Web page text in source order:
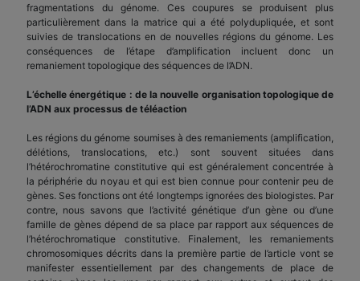
fragmentations du génome. Ces coupures se produisent plus
particulièrement dans la matrice qui a été polydupliquée, et sont
suivies de translocations en de nouvelles régions du génome. Les
conséquences de l’étape d’amplification incluent donc un
remaniement topologique des séquences de l’ADN.
L’échelle énergétique : de la nouvelle organisation topologique de
l’ADN aux processus de téléaction
Les régions du génome soumises à des remaniements (amplification,
délétions, translocations, etc.) sont souvent situées dans
l’hétérochromatine constitutive qui est généralement concentrée à
la périphérie du noyau et qui est bien connue pour contenir peu de
gènes. Ses fonctions ont été longtemps ignorées des biologistes. Par
contre, nous savons que l’activité génétique d’un gène ou d’une
famille de gènes dépend de sa place par rapport aux séquences de
l’hétérochromatique constitutive. Finalement, les remaniements
chromosomiques décrits dans la première partie de l’article vont se
manifester essentiellement par des changements de place de